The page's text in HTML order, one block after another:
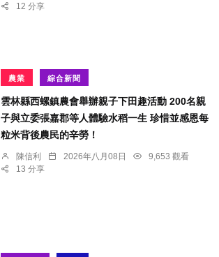
12 分享
農業 綜合新聞
雲林縣西螺鎮農會舉辦親子下田趣活動 200名親
子與立委張嘉郡等人體驗水稻一生 珍惜並感恩每
粒米背後農民的辛勞！
陳信利 2026年八月08日
9,653 觀看
13 分享